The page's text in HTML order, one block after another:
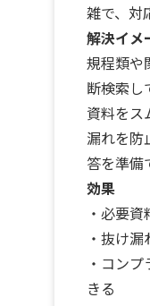
雑で、対
解決イメ
規程類や
断検索し
資料をス
漏れを防
答を準備
効果
・必要
・抜け
・コン
きる